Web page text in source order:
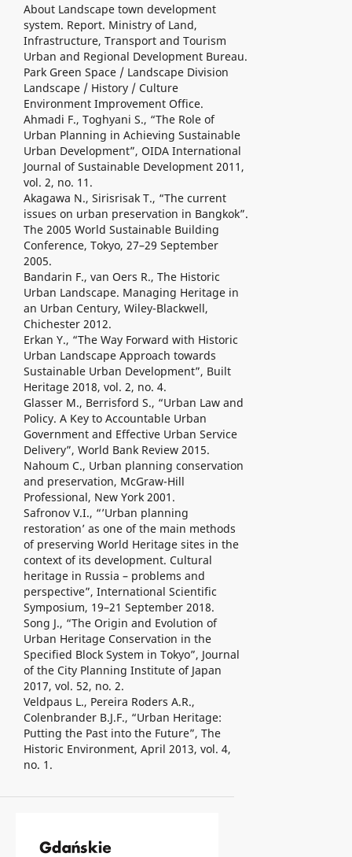
About Landscape town development
system. Report. Ministry of Land,
Infrastructure, Transport and Tourism
Urban and Regional Development Bureau.
Park Green Space / Landscape Division
Landscape / History / Culture
Environment Improvement Office.
Ahmadi F., Toghyani S., “The Role of
Urban Planning in Achieving Sustainable
Urban Development”, OIDA International
Journal of Sustainable Development 2011,
vol. 2, no. 11.
Akagawa N., Sirisrisak T., “The current
issues on urban preservation in Bangkok”.
The 2005 World Sustainable Building
Conference, Tokyo, 27–29 September
2005.
Bandarin F., van Oers R., The Historic
Urban Landscape. Managing Heritage in
an Urban Century, Wiley-Blackwell,
Chichester 2012.
Erkan Y., “The Way Forward with Historic
Urban Landscape Approach towards
Sustainable Urban Development”, Built
Heritage 2018, vol. 2, no. 4.
Glasser M., Berrisford S., “Urban Law and
Policy. A Key to Accountable Urban
Government and Effective Urban Service
Delivery”, World Bank Review 2015.
Nahoum C., Urban planning conservation
and preservation, McGraw-Hill
Professional, New York 2001.
Safronov V.I., “’Urban planning
restoration’ as one of the main methods
of preserving World Heritage sites in the
context of its development. Cultural
heritage in Russia – problems and
perspective”, International Scientific
Symposium, 19–21 September 2018.
Song J., “The Origin and Evolution of
Urban Heritage Conservation in the
Specified Block System in Tokyo”, Journal
of the City Planning Institute of Japan
2017, vol. 52, no. 2.
Veldpaus L., Pereira Roders A.R.,
Colenbrander B.J.F., “Urban Heritage:
Putting the Past into the Future”, The
Historic Environment, April 2013, vol. 4,
no. 1.